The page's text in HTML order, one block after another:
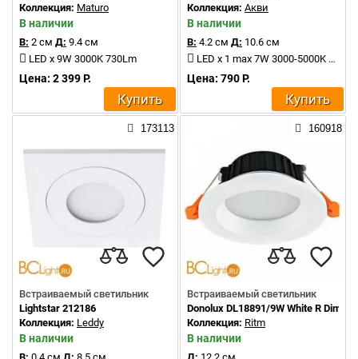
Коллекция: Maturo
В наличии
В: 2 см Д: 9.4 см
LED x 9W 3000K 730Lm
Цена: 2 399 Р.
Купить
Коллекция: Акви
В наличии
В: 4.2 см Д: 10.6 см
LED x 1 max 7W 3000-5000K 600Lm
Цена: 790 Р.
Купить
173113
Встраиваемый светильник
Lightstar 212186
Коллекция: Leddy
В наличии
160918
Встраиваемый светильник
Donolux DL18891/9W White R Dim
Коллекция: Ritm
В наличии